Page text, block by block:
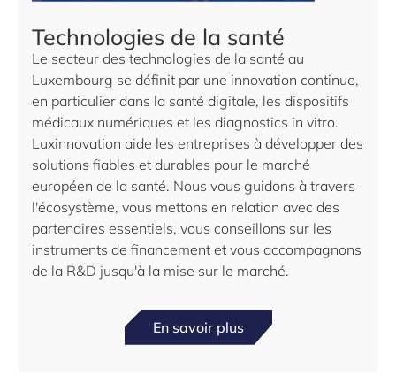
Technologies de la santé
Le secteur des technologies de la santé au
Luxembourg se définit par une innovation continue,
en particulier dans la santé digitale, les dispositifs
médicaux numériques et les diagnostics in vitro.
Luxinnovation aide les entreprises à développer des
solutions fiables et durables pour le marché
européen de la santé. Nous vous guidons à travers
l'écosystème, vous mettons en relation avec des
partenaires essentiels, vous conseillons sur les
instruments de financement et vous accompagnons
de la R&D jusqu'à la mise sur le marché.
En savoir plus